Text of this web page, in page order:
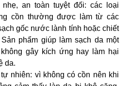
nhẹ, an toàn tuyệt đối: các loại
cồn thường được làm từ các
gốc nước lành tính hoặc chiết
phẩm giúp làm sạch da một
gây kích ứng hay làm hại
da.
nhiên: vì không có cồn nên khi